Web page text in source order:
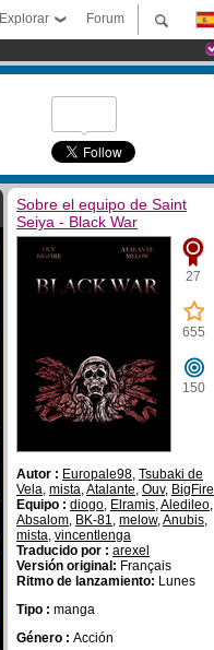
Forum
Explorar
Sobre el equipo de Saint
Seiya - Black War
27
655
150
Autor : Europale98, Tsubaki de
Vela, mista,Atalante, Ouv, BigFire
Equipo : diogo, Elramis,Aledileo,
Absalom, BK-81, melow,Anubis,
mista, vincentlenga
Traducido por : arexel
Versión original: Français
Ritmo de lanzamiento: Lunes
Tipo : manga
Género : Acción